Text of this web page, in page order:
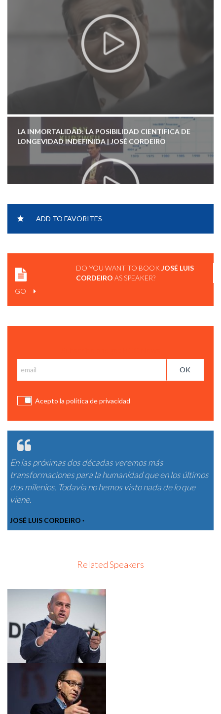
LA INMORTALIDAD: LA POSIBILIDAD CIENTIFICA DE
LONGEVIDAD INDEFINIDA | JOSÉ CORDEIRO
LA MUERTE DE LA MUERTE Y ACTITUDES PARA DISEÑAR
ADD TO FAVORITES
DO YOU WANT TO BOOKJOSÉ LUIS
CORDEIRO AS SPEAKER?
GO
Acepto la política de privacidad
En las próximas dos décadas veremos más
transformaciones para la humanidad que en los últimos
dos milenios. Todavía no hemos visto nada de lo que
viene.
JOSÉ LUIS CORDEIRO ·
Related Speakers